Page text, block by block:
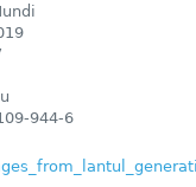
944-6